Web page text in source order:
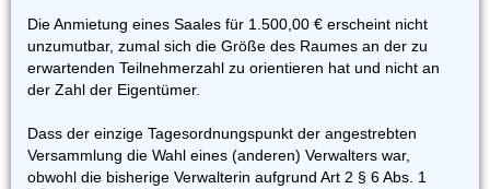
Die Anmietung eines Saales für 1.500,00 € erscheint nicht
unzumutbar, zumal sich die Größe des Raumes an der zu
erwartenden Teilnehmerzahl zu orientieren hat und nicht an
der Zahl der Eigentümer.
Dass der einzige Tagesordnungspunkt der angestrebten
Versammlung die Wahl eines (anderen) Verwalters war,
obwohl die bisherige Verwalterin aufgrund Art 2 § 6 Abs. 1